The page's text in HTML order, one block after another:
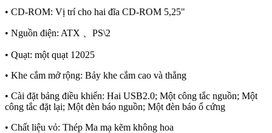
• CD-ROM: Vị trí cho hai đĩa CD-ROM 5,25"
• Nguồn điện: ATX 、PS\2
• Quạt: một quạt 12025
• Khe cắm mở rộng: Bảy khe cắm cao và thẳng
• Cài đặt bảng điều khiển: Hai USB2.0; Một công tắc nguồn; Một
công tắc đặt lại; Một đèn báo nguồn; Một đèn báo ổ cứng
• Chất liệu vỏ: Thép Ma mạ kẽm không hoa